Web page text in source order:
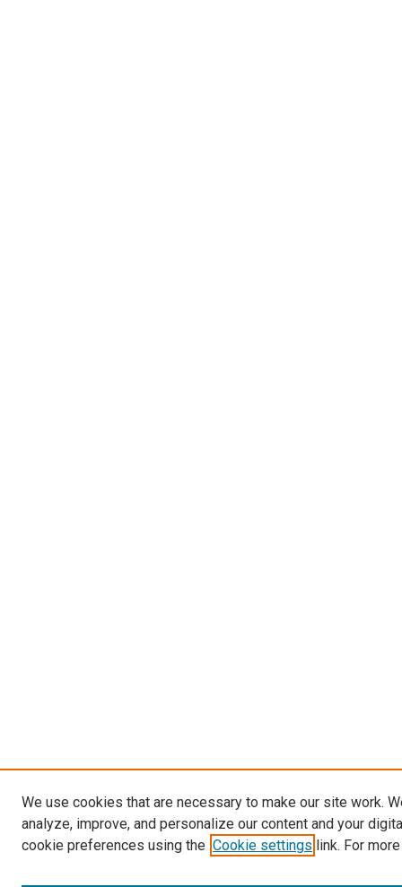
We use cookies that are necessary to make our site work.
analyze, improve, and personalize our content and your
cookie preferences using the Cookie settings link. For